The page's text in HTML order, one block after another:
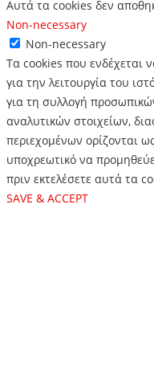
Αυτά τα cookies δεν
Non-necessary
Non-necessary
Τα cookies που ενδέχεται
για την λειτουργία του
για τη συλλογή
αναλυτικών στοιχείων,
περιεχομένων ορίζονται
υποχρεωτικό να
πριν εκτελέσετε αυτά τα
SAVE & ACCEPT